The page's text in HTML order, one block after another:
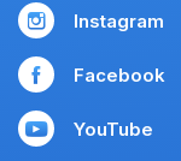
Instagram
Facebook
YouTube